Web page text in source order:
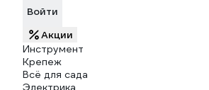
Войти
Акции
Инструмент
Крепеж
Всё для сада
Электрика